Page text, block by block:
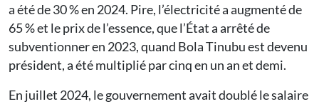
a été de 30 % en 2024. Pire, l’électricité a augmenté de
65 % et le prix de l’essence, que l’État a arrêté de
subventionner en 2023, quand Bola Tinubu est devenu
président, a été multiplié par cinq en un an et demi.
En juillet 2024, le gouvernement avait doublé le salaire